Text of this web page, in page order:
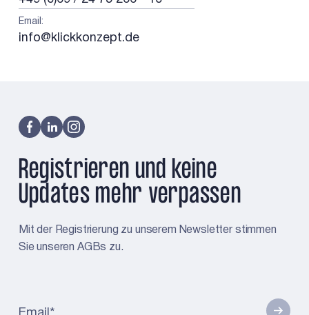
Email :
info@klickkonzept.de
Registrieren und keine
Updates mehr verpassen
Mit der Registrierung zu unserem Newsletter stimmen
Sie unseren AGBs zu.